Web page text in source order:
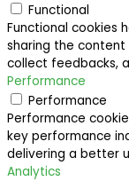
Functional
Functional cookies
sharing the
collect feedbacks,
Performance
Performance
Performance
key performance
delivering a better
Analytics